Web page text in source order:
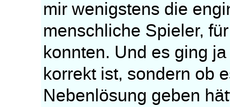
mir wenigstens die
menschliche Spieler,
konnten. Und es ging
korrekt ist, sondern ob
Nebenlösung geben